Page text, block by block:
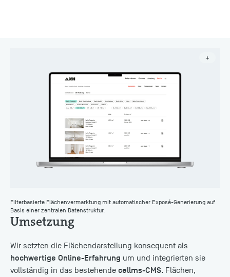
Umsetzung
Wir setzten die Flächendarstellung konsequent als
hochwertige Online-Erfahrung um und integrierten sie
vollständig in das bestehende cellms-CMS. Flächen,
Filterbasierte Flächenvermarktung mit automatischer Exposé-Generierung auf
Basis einer zentralen Datenstruktur.
+